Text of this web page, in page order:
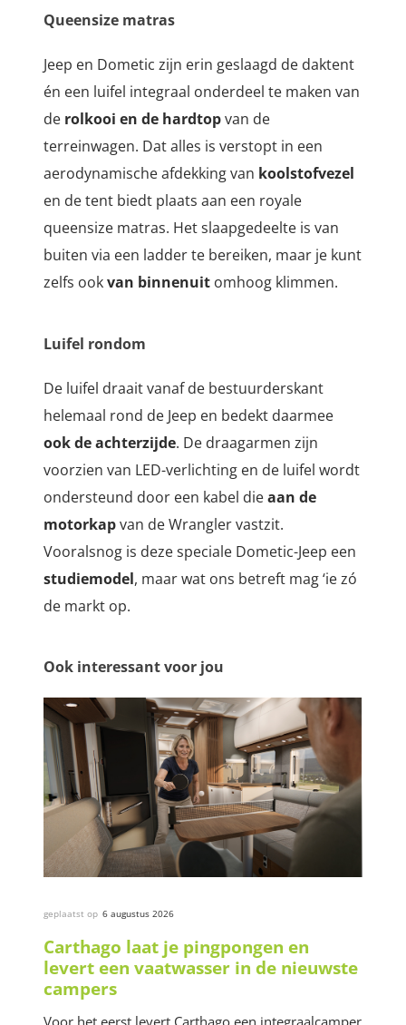
Queensize matras
Jeep en Dometic zijn erin geslaagd de daktent
én een luifel integraal onderdeel te maken van
de rolkooi en de hardtopvan de
terreinwagen. Dat alles is verstopt in een
aerodynamische afdekking van koolstofvezel
en de tent biedt plaats aan een royale
queensize matras. Het slaapgedeelte is van
buiten via een ladder te bereiken, maar je kunt
zelfs ookvan binnenuit omhoog klimmen.
Luifel rondom
De luifel draait vanaf de bestuurderskant
helemaal rond de Jeep en bedekt daarmee
ook de achterzijde. De draagarmen zijn
voorzien van LED-verlichting en de luifel wordt
ondersteund door een kabel dieaan de
motorkapvan de Wrangler vastzit.
Vooralsnog is deze speciale Dometic-Jeep een
studiemodel, maar wat ons betreft mag ‘ie zó
de markt op.
Ook interessant voor jou
geplaatst op 6 augustus 2026
Carthago laat je pingpongen en
levert een vaatwasser in de nieuwste
campers
Voor het eerst levert Carthago een integraalcamper